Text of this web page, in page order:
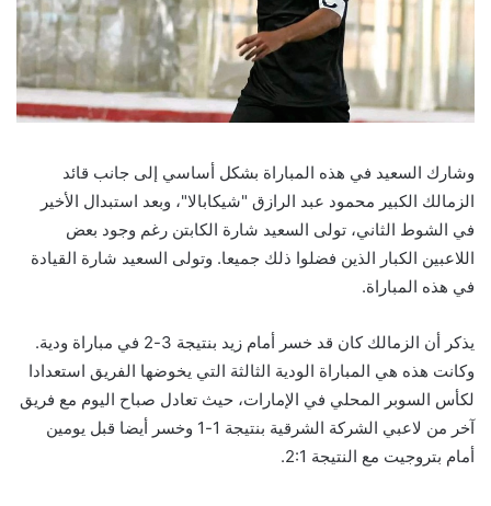
وشارك السعيد في هذه المباراة بشكل أساسي إلى جانب قائد
الزمالك الكبير محمود عبد الرازق "شيكابالا"، وبعد استبدال الأخير
في الشوط الثاني، تولى السعيد شارة الكابتن رغم وجود بعض
اللاعبين الكبار الذين فضلوا ذلك جميعا. وتولى السعيد شارة القيادة
في هذه المباراة.
يذكر أن الزمالك كان قد خسر أمام زيد بنتيجة 3-2 في مباراة ودية.
وكانت هذه هي المباراة الودية الثالثة التي يخوضها الفريق استعدادا
لكأس السوبر المحلي في الإمارات، حيث تعادل صباح اليوم مع فريق
آخر من لاعبي الشركة الشرقية بنتيجة 1-1 وخسر أيضا قبل يومين
أمام بتروجيت مع النتيجة 2:1.